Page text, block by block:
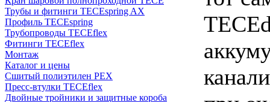
Трубы и фитинги TECEspring AX
Профиль TECEspring
Трубопроводы TECEflex
Фитинги TECEflex
Монтаж
Каталог и цены
Сшитый полиэтилен PEX
Пресс-втулки TECEflex
Двойные тройники и защитные короба